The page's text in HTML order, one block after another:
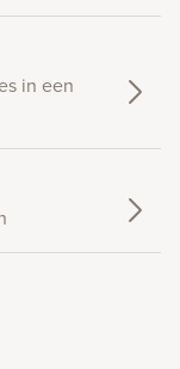
in een